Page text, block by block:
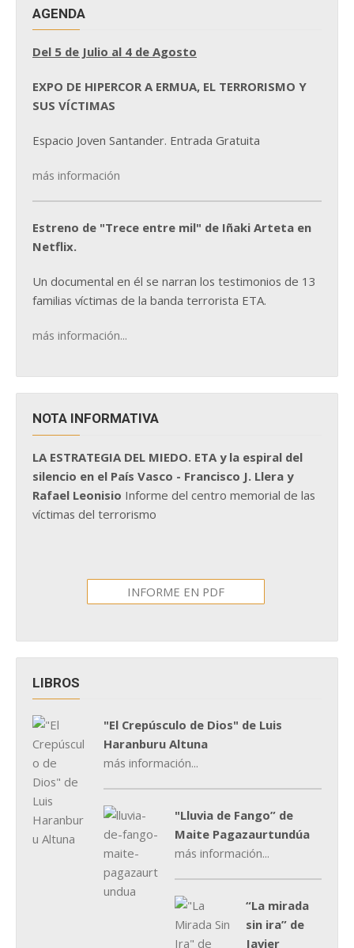
AGENDA
Del 5 de Julio al 4 de Agosto
EXPO DE HIPERCOR A ERMUA, EL TERRORISMO Y
SUS VÍCTIMAS
Espacio Joven Santander. Entrada Gratuita
más información
Estreno de "Trece entre mil" de Iñaki Arteta en
Netflix.
Un documental en él se narran los testimonios de 13
familias víctimas de la banda terrorista ETA.
más información...
NOTA INFORMATIVA
LA ESTRATEGIA DEL MIEDO. ETA y la espiral del
silencio en el País Vasco - Francisco J. Llera y
Rafael Leonisio Informe del centro memorial de las
víctimas del terrorismo
INFORME EN PDF
LIBROS
"El Crepúsculo de Dios" de Luis
Haranburu Altuna
más información...
"Lluvia de Fango” de
Maite Pagazaurtundúa
más información...
“La mirada
sin ira” de
Javier